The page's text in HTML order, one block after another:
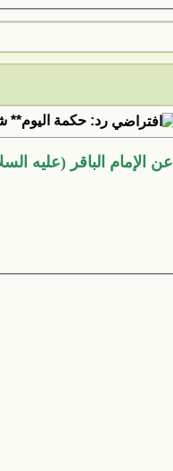
رد: حكمة اليوم**
عن الإمام الباقر (عليه